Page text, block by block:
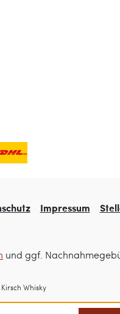
Impressum
und ggf.
Whisky